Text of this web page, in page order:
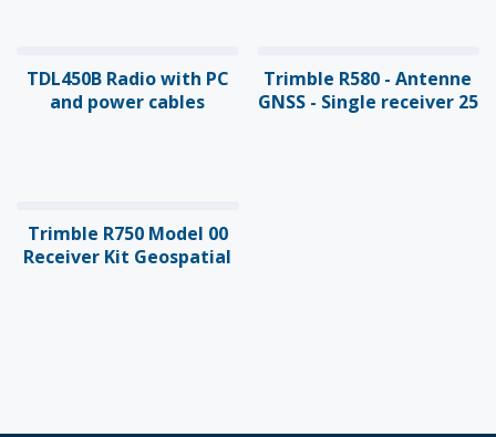
TDL450B Radio with PC
and power cables
Trimble R580 - Antenne
GNSS - Single receiver 25
Trimble R750 Model 00
Receiver Kit Geospatial